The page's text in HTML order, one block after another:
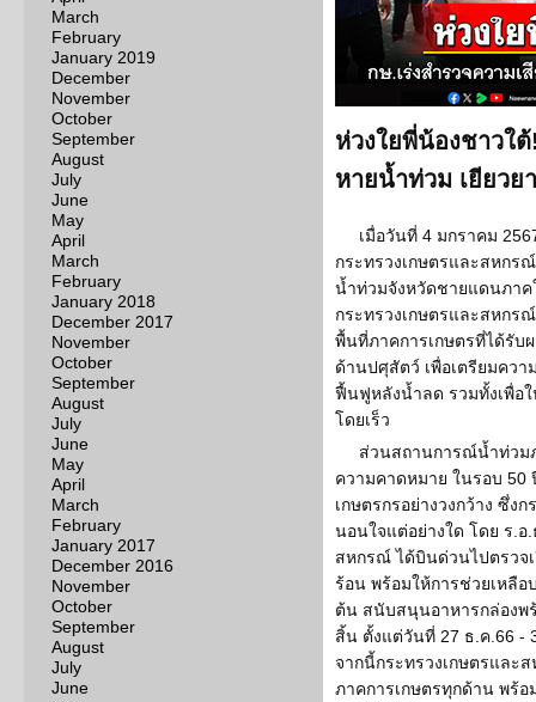
March
February
January 2019
December
November
October
September
August
July
June
May
April
March
February
January 2018
December 2017
November
October
September
August
July
June
May
April
March
February
January 2017
December 2016
November
October
September
August
July
June
ห่วงใยพี่น้องชาวใ
หายน้ำท่วม เยียวย
เมื่อวันที่ 4 มกราคม
กระทรวงเกษตรและสหกร
น้ำท่วมจังหวัดชายแดนภา
กระทรวงเกษตรและสหกร
พื้นที่ภาคการเกษตรที่ได้รับ
ด้านปศุสัตว์ เพื่อเตรียมควา
ฟื้นฟูหลังน้ำลด รวมทั้งเพื่อ
โดยเร็ว
ส่วนสถานการณ์น้ำท่วม
ความคาดหมาย ในรอบ 50
เกษตรกรอย่างวงกว้าง ซึ่ง
นอนใจแต่อย่างใด โดย ร.อ
สหกรณ์ ได้บินด่วนไปตรวจ
ร้อน พร้อมให้การช่วยเหลือ
ต้น สนับสนุนอาหารกล่องพ
สิ้น ตั้งแต่วันที่ 27 ธ.ค.66 -
จากนี้กระทรวงเกษตรและ
ภาคการเกษตรทุกด้าน พร้อ